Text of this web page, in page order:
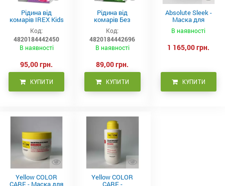
Рідина від
комарів IREX Kids
д/дітей (30 ночей),
20мл
Код:
4820184442450
В наявності
95,00 грн.
КУПИТИ
Рідина від
комарів Без
запаху IREX (30
ночей), 20мл
Код:
4820184442696
В наявності
89,00 грн.
КУПИТИ
Absolute Sleek -
Маска для
неслухняного
волосся 300 мл
В наявності
1 165,00 грн.
КУПИТИ
Yellow COLOR
CARE - Маска для
Yellow COLOR
CARE -